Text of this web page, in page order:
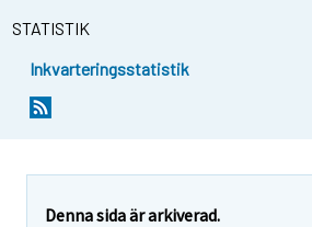
STATISTIK
Inkvarteringsstatistik
Denna sida är arkiverad.